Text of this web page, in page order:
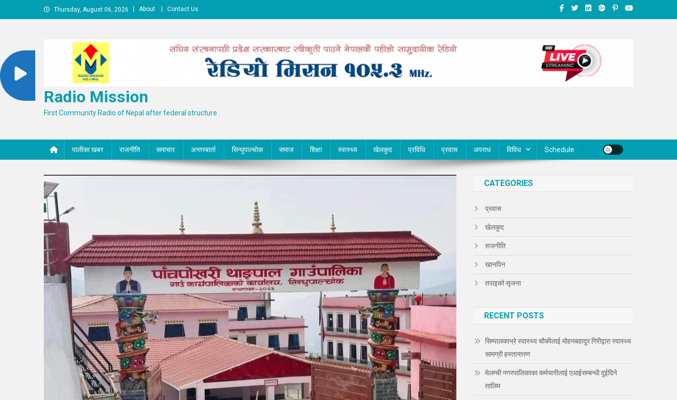
to
Thursday, August 06, 2026 About Contact Us
Radio Mission
First Community Radio of Nepal after federal structure .
पालीका खबर राजनीति समाचार अन्तरबार्ता सिन्धुपाल्चोक समाज शिक्षा स्वास्थ्य खेलकुद प्रविधि प्रवास अपराध विविध Schedule
CATEGORIES
प्रवास
खेलकुद
राजनीति
खानपिन
तपाइको सृजना
RECENT POSTS
सिम्पालकाभ्रे स्वास्थ्य चौकीलाई मोहनबहादुर गिरीद्वारा स्वास्थ्य
सामग्री हस्तान्तरण
मेलम्ची नगरपालिकाका कर्मचारीलाई एआईसम्बन्धी दुईदिने
तालिम